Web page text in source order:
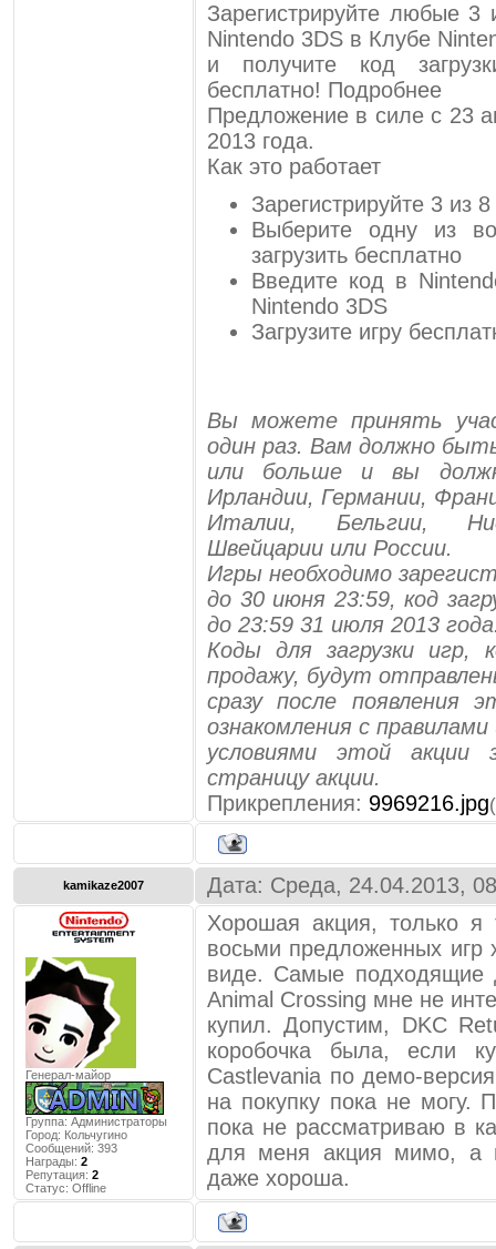
Зарегистрируйте любые
Nintendo 3DS в Клубе
и получите код
бесплатно! Подробнее
Предложение в силе с 23
2013 года.
Как это работает
Зарегистрируйте 3 из
Выберите одну из
загрузить бесплатно
Введите код в
Nintendo 3DS
Загрузите игру
Вы можете принять
один раз. Вам должно
или больше и вы
Ирландии, Германии,
Италии, Бельгии,
Швейцарии или России.
Игры необходимо
до 30 июня 23:59, код
до 23:59 31 июля 2013
Коды для загрузки
продажу, будут
сразу после появления
ознакомления с правилами
условиями этой акции
страницу акции.
Прикрепления: 9969216.jpg
kamikaze2007 Дата: Среда, 24.04.2013,
Генерал-майор
Группа: Администраторы
Город: Кольчугино
Сообщений: 393
Награды: 2
Репутация: 2
Статус: Offline
Хорошая акция, только
восьми предложенных
виде. Самые подходящие
Animal Crossing мне не
купил. Допустим, DKC
коробочка была, если
Castlevania по демо-
на покупку пока не могу.
пока не рассматриваю в
для меня акция мимо, а
даже хороша.